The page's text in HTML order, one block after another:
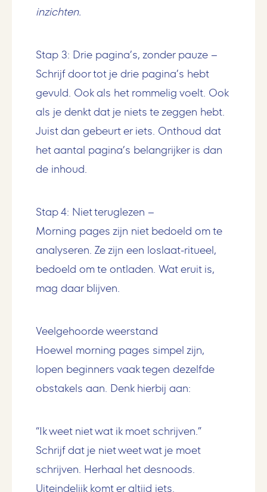
inzichten.
Stap 3: Drie pagina’s, zonder pauze –
Schrijf door tot je drie pagina’s hebt
gevuld. Ook als het rommelig voelt. Ook
als je denkt dat je niets te zeggen hebt.
Juist dan gebeurt er iets. Onthoud dat
het aantal pagina’s belangrijker is dan
de inhoud.
Stap 4: Niet teruglezen –
Morning pages zijn niet bedoeld om te
analyseren. Ze zijn een loslaat-ritueel,
bedoeld om te ontladen. Wat eruit is,
mag daar blijven.
Veelgehoorde weerstand
Hoewel morning pages simpel zijn,
lopen beginners vaak tegen dezelfde
obstakels aan. Denk hierbij aan:
“Ik weet niet wat ik moet schrijven.”
Schrijf dat je niet weet wat je moet
schrijven. Herhaal het desnoods.
Uiteindelijk komt er altijd iets.